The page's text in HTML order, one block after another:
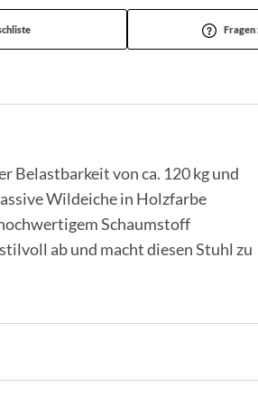
Fragen
Belastbarkeit von ca. 120 kg und
Wildeiche in Holzfarbe
Schaumstoff
ab und macht diesen Stuhl zu